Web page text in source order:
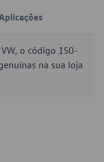
o código 1S0-
na sua loja